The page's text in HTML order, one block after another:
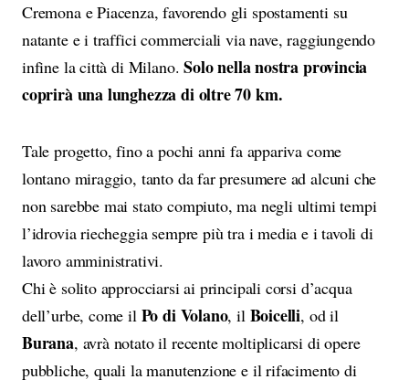
Cremona e Piacenza, favorendo gli spostamenti su
natante e i traffici commerciali via nave, raggiungendo
infine la città di Milano.Solo nella nostra provincia
coprirà una lunghezza di oltre 70 km.
Tale progetto, fino a pochi anni fa appariva come
lontano miraggio, tanto da far presumere ad alcuni che
non sarebbe mai stato compiuto, ma negli ultimi tempi
l’idrovia riecheggia sempre più tra i media e i tavoli di
lavoro amministrativi.
Chi è solito approcciarsi ai principali corsi d’acqua
dell’urbe, come il Po di Volano, il Boicelli, od il
Burana, avrà notato il recente moltiplicarsi di opere
pubbliche, quali la manutenzione e il rifacimento di